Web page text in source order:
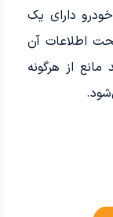
دارای یک
اطلاعات آن
از هرگونه